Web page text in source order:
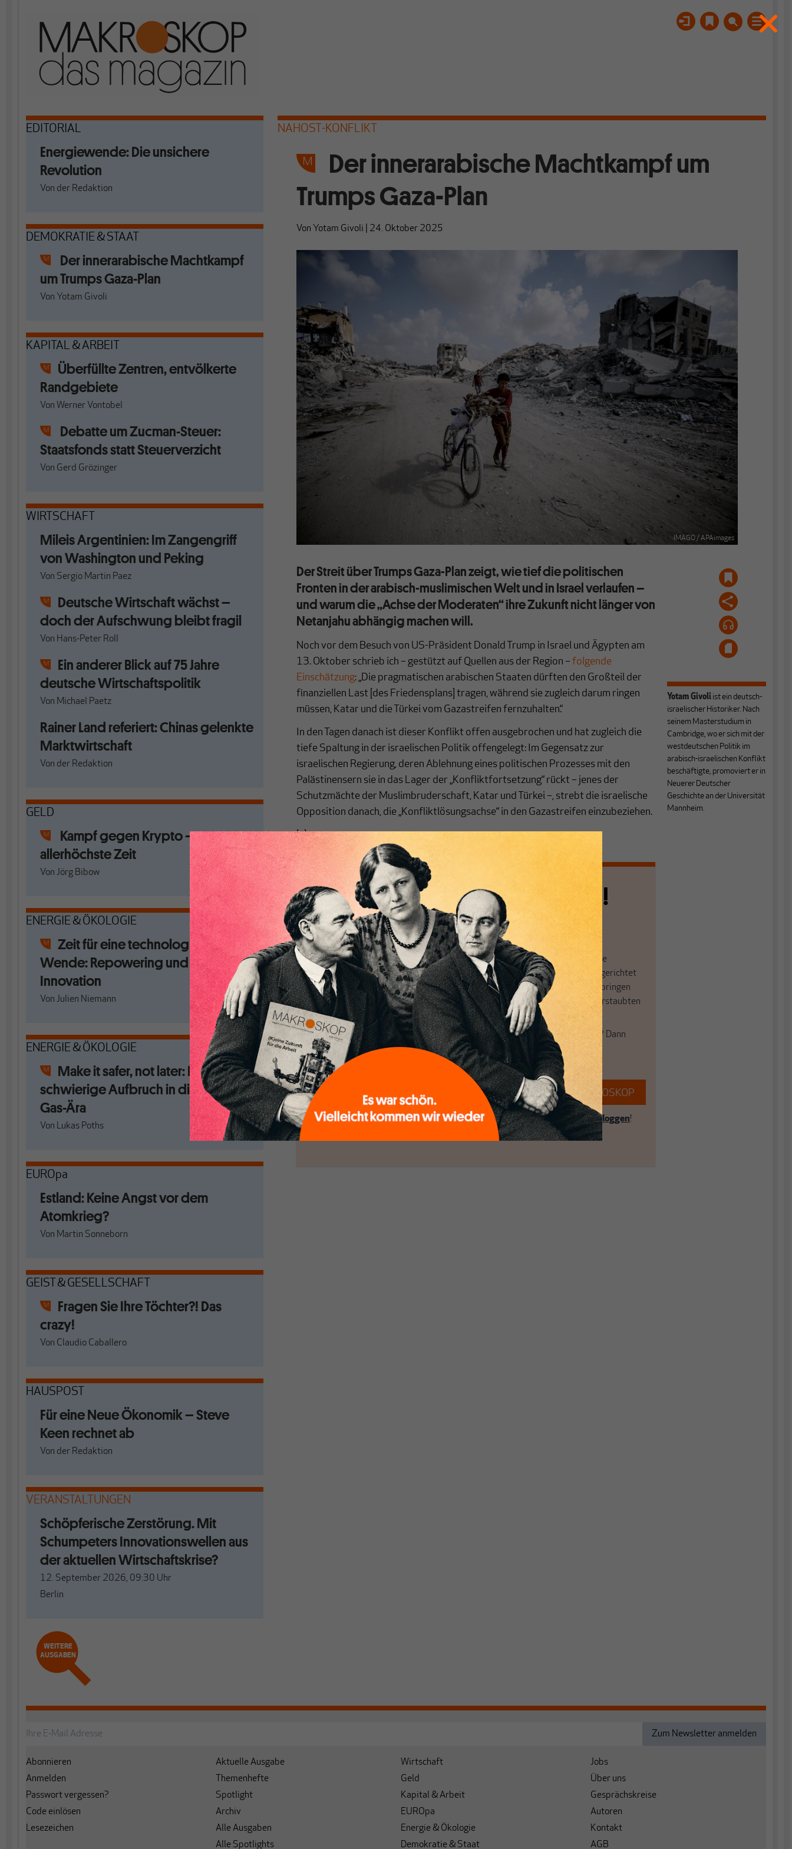
EDITORIAL
Energiewende: Die unsichere
Revolution
Von der Redaktion
DEMOKRATIE & STAAT
Der innerarabische Machtkampf
um Trumps Gaza-Plan
Von Yotam Givoli
KAPITAL & ARBEIT
Überfüllte Zentren, entvölkerte
Randgebiete
Von Werner Vontobel
Debatte um Zucman-Steuer:
Staatsfonds statt Steuerverzicht
Von Gerd Grözinger
WIRTSCHAFT
Mileis Argentinien: Im Zangengriff
von Washington und Peking
Von Sergio Martin Paez
Deutsche Wirtschaft wächst –
doch der Aufschwung bleibt fragil
Von Hans-Peter Roll
Ein anderer Blick auf 75 Jahre
deutsche Wirtschaftspolitik
Von Michael Paetz
Rainer Land referiert: Chinas gelenkte
Marktwirtschaft
Von der Redaktion
GELD
Kampf gegen Krypto –
allerhöchste Zeit
Von Jörg Bibow
ENERGIE & ÖKOLOGIE
Zeit für eine technologieoffene
Wende: Repowering und staatliche
Innovation
Von Julien Niemann
ENERGIE & ÖKOLOGIE
Make it safer, not later: Der
schwierige Aufbruch in die Post-
Gas-Ära
Von Lukas Poths
EUROpa
Estland: Keine Angst vor dem
Atomkrieg?
Von Martin Sonneborn
GEIST & GESELLSCHAFT
Fragen Sie Ihre Töchter?! Das
crazy!
Von Claudio Caballero
HAUSPOST
Für eine Neue Ökonomik – Steve
Keen rechnet ab
Von der Redaktion
VERANSTALTUNGEN
Schöpferische Zerstörung. Mit
Schumpeters Innovationswellen aus
der aktuellen Wirtschaftskrise?
12. September 2026, 09:30 Uhr
Berlin
WEITERE
AUSGABEN
NAHOST-KONFLIKT
Der innerarabische Machtkampf um
Trumps Gaza-Plan
Von Yotam Givoli 24. Oktober 2025
IMAGO / APAimages
Der Streit über Trumps Gaza-Plan zeigt, wie tief die politischen
Fronten in der arabisch-muslimischen Welt und in Israel verlaufen –
und warum die „Achse der Moderaten“ ihre Zukunft nicht länger von
Netanjahu abhängig machen will.
Noch vor dem Besuch von US-Präsident Donald Trump in Israel und Ägypten am
13. Oktober schrieb ich – gestützt auf Quellen aus der Region – folgende
Einschätzung: „Die pragmatischen arabischen Staaten dürften den Großteil der
finanziellen Last [des Friedensplans] tragen, während sie zugleich darum ringen
müssen, Katar und die Türkei vom Gazastreifen fernzuhalten.“
In den Tagen danach ist dieser Konflikt offen ausgebrochen und hat zugleich die
tiefe Spaltung in der israelischen Politik offengelegt: Im Gegensatz zur
israelischen Regierung, deren Ablehnung eines politischen Prozesses mit den
Palästinensern sie in das Lager der „Konfliktfortsetzung“ rückt – jenes der
Schutzmächte der Muslimbruderschaft, Katar und Türkei –, strebt die israelische
Opposition danach, die „Konfliktlösungsachse“ in den Gazastreifen einzubeziehen.
[...]
Nichts schreibt sich von allein!
Nur für Abonnenten
MAKROSKOP analysiert
wirtschaftspolitische Themen aus einer
postkeynesianischen Perspektive und ist
damit in Deutschland einzigartig.
MAKROSKOP steht für das große Ganze.
Wir haben einen Blick auf Geld,
Wirtschaft und Politik, den Sie so
woanders nicht finden.
Dabei leben wir von unseren Autoren,
ihren Recherchen, ihrem Wissen und
ihrem Enthusiasmus. Gemeinsam scheren
wir aus den schmaler werdenden
Wir verlassen die journalistische
Filterblase, in der sich viele eingerichtet
haben. Wir öffnen Fenster und bringen
frische Luft in die engen und verstaubten
Debattenräume.
Brauchen Sie auch frische Luft? Dann
folgen Sie einfach dem Button.
ABONNIEREN SIE MAKROSKOP
Schon Abonnent? Dann hiereinloggen!
Yotam Givoliist ein deutsch-
israelischer Historiker. Nach
seinem Masterstudium in
Cambridge, wo er sich mit der
westdeutschen Politik im
arabisch-israelischen Konflikt
beschäftigte, promoviert er in
Neuerer Deutscher
Geschichte an der Universität
Mannheim.
Abonnieren
Anmelden
Passwort vergessen?
Code einlösen
Lesezeichen
Aktuelle Ausgabe
Themenhefte
Spotlight
Archiv
Alle Ausgaben
Alle Spotlights
Wirtschaft
Geld
Kapital & Arbeit
EUROpa
Energie & Ökologie
Demokratie & Staat
Jobs
Über uns
Gesprächskreise
Autoren
Kontakt
AGB